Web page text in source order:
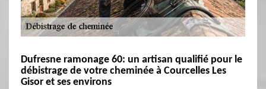
Dufresne ramonage 60: un artisan qualifié pour le
débistrage de votre cheminée à Courcelles Les
Gisor et ses environs